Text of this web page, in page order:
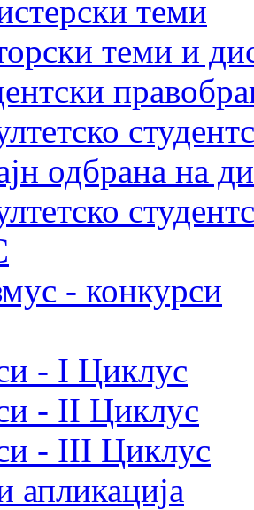
теми
теми и
одбрана на
- конкурси
- I Циклус
- II Циклус
- III Циклус
апликација